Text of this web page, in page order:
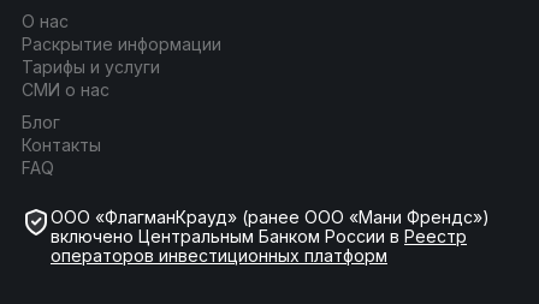
О нас
Раскрытие информации
Тарифы и услуги
СМИ о нас
Блог
Контакты
FAQ
ООО «ФлагманКрауд» (ранее ООО «Мани Френдс»)
включено Центральным Банком России в Реестр
операторов инвестиционных платформ